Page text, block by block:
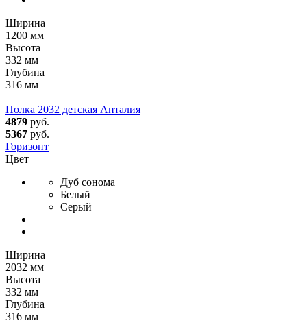
Ширина
1200 мм
Высота
332 мм
Глубина
316 мм
Полка 2032 детская Анталия
4879 руб.
5367 руб.
Горизонт
Цвет
Дуб сонома
Белый
Серый
Ширина
2032 мм
Высота
332 мм
Глубина
316 мм